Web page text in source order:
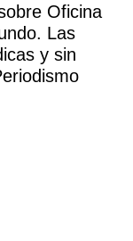
Oficina
Las
y sin